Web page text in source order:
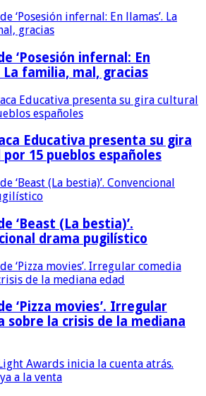
‘Posesión infernal: En
La familia, mal, gracias
Educativa presenta su gira
15 pueblos españoles
‘Beast (La bestia)’.
drama pugilístico
‘Pizza movies’. Irregular
sobre la crisis de la mediana